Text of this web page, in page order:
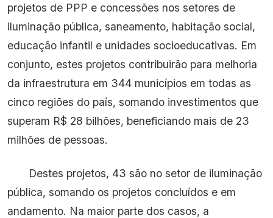
projetos de PPP e concessões nos setores de
iluminação pública, saneamento, habitação social,
educação infantil e unidades socioeducativas. Em
conjunto, estes projetos contribuirão para melhoria
da infraestrutura em 344 municípios em todas as
cinco regiões do país, somando investimentos que
superam R$ 28 bilhões, beneficiando mais de 23
milhões de pessoas.
Destes projetos, 43 são no setor de iluminação
pública, somando os projetos concluídos e em
andamento. Na maior parte dos casos, a